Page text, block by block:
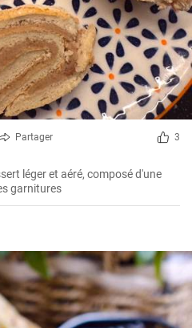
Partager 3
léger et aéré, composé d'une
garnitures